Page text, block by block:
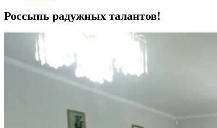
Россыпь радужных талантов!